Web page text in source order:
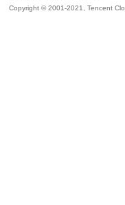
Copyright © 2001-2021, Tencent